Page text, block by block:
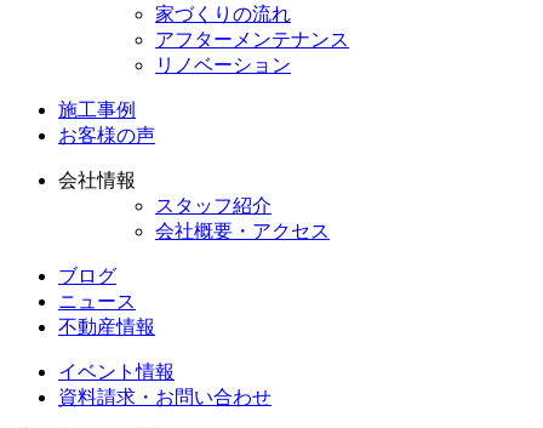
家づくりの流れ
アフターメンテナンス
リノベーション
施工事例
お客様の声
会社情報
スタッフ紹介
会社概要・アクセス
ブログ
ニュース
不動産情報
イベント情報
資料請求・お問い合わせ